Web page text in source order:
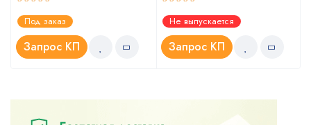
Оценка
5.00из 5
Под заказ
Запрос КП
Оценка
4.67из 5
Не выпускается
Запрос КП